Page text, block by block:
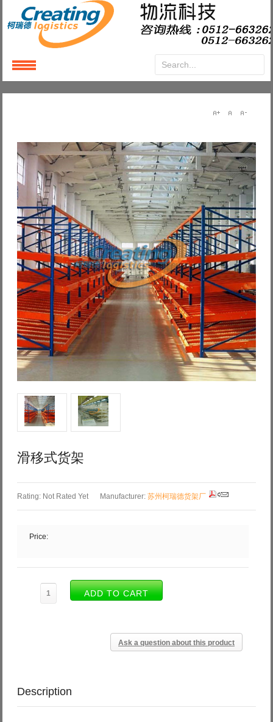
滑移式货架
Rating: Not Rated Yet Manufacturer: 苏州柯瑞德货架厂
Price:
Ask a question about this product
Description
LoginorRegister
Password
Remember Me
Log in with Facebook
Forgot your password?
Forgot your username?